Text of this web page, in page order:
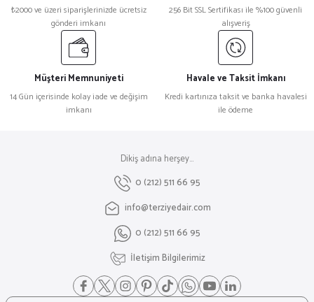
₺2000 ve üzeri siparişlerinizde ücretsiz
gönderi imkanı
256 Bit SSL Sertifikası ile %100 güvenli
alışveriş
Müşteri Memnuniyeti
14 Gün içerisinde kolay iade ve değişim
imkanı
Havale ve Taksit İmkanı
Kredi kartınıza taksit ve banka havalesi
ile ödeme
Dikiş adına herşey...
0 (212) 511 66 95
info@terziyedair.com
0 (212) 511 66 95
İletişim Bilgilerimiz